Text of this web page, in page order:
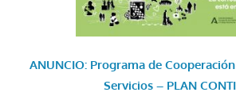
ANUNCIO: Programa de
Servicios – PLAN